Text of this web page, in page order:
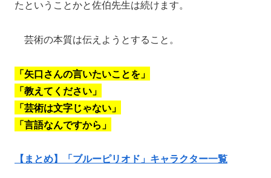
たということかと佐伯先生は続けます。
芸術の本質は伝えようとすること。
「矢口さんの言いたいことを」
「教えてください」
「芸術は文字じゃない」
「言語なんですから」
【まとめ】「ブルーピリオド」キャラクター一覧